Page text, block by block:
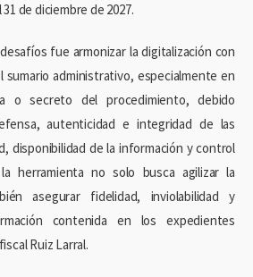
de diciembre de 2027.
fue armonizar la digitalización con
sumario administrativo, especialmente en
o secreto del procedimiento, debido
autenticidad e integridad de las
disponibilidad de la información y control
herramienta no solo busca agilizar la
asegurar fidelidad, inviolabilidad y
contenida en los expedientes
Ruiz Larral.